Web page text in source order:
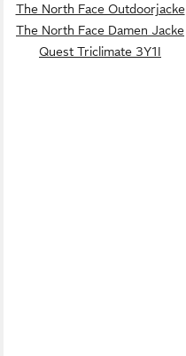
The North Face Outdoorjacke
The North Face Damen Jacke
Quest Triclimate 3Y1I